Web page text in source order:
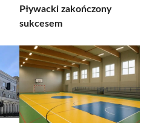
Pływacki zakończony
sukcesem